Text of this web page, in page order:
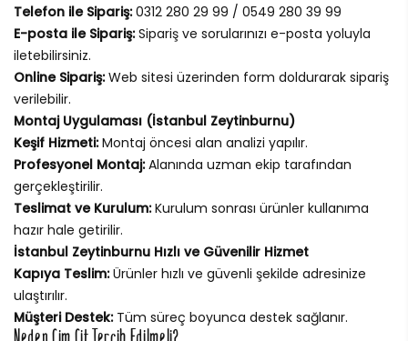
Telefon ile Sipariş:0312 280 29 99 / 0549 280 39 99
E-posta ile Sipariş:Sipariş ve sorularınızı e-posta yoluyla
iletebilirsiniz.
Online Sipariş:Web sitesi üzerinden form doldurarak sipariş
verilebilir.
Montaj Uygulaması (İstanbul Zeytinburnu)
Keşif Hizmeti:Montaj öncesi alan analizi yapılır.
Profesyonel Montaj:Alanında uzman ekip tarafından
gerçekleştirilir.
Teslimat ve Kurulum:Kurulum sonrası ürünler kullanıma
hazır hale getirilir.
İstanbul Zeytinburnu Hızlı ve Güvenilir Hizmet
Kapıya Teslim:Ürünler hızlı ve güvenli şekilde adresinize
ulaştırılır.
Müşteri Destek:Tüm süreç boyunca destek sağlanır.